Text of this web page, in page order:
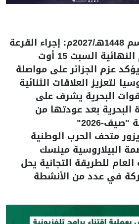
حج موسم 1448هـ/2027م: إجراء القرعة
السبت 15 أوت
عزم الجزائر على مواصلة
لتعزيز العلاقات الثنائية
البحرية يشرف على
البحرية بعد عودتها من
2026"
متحف الحرب الوطنية
البيلاروسية مينسك
العام للطريقة التجانية يحل
في عدد من الأنشطة